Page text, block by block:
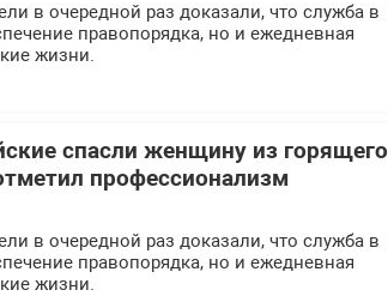
в очередной раз доказали, что служба в
правопорядка, но и ежедневная
жизни.
спасли женщину из горящего
профессионализм
в очередной раз доказали, что служба в
правопорядка, но и ежедневная
жизни.